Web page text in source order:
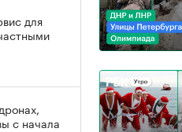
для
с начала